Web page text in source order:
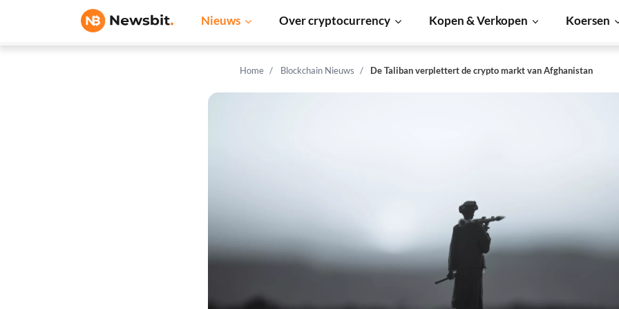
Nieuws Over cryptocurrency Kopen & Verkopen Koersen
Home Blockchain Nieuws De Taliban verplettert de crypto markt van Afghanistan